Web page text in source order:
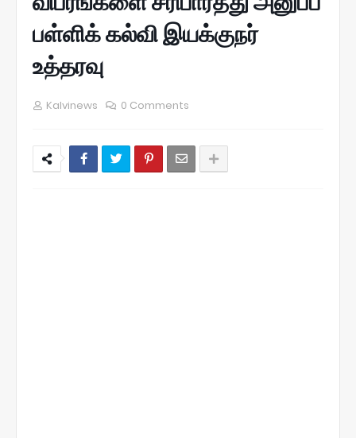
பள்ளிக் கல்வி இயக்குநர்
உத்தரவு
Kalvinews 0 Comments